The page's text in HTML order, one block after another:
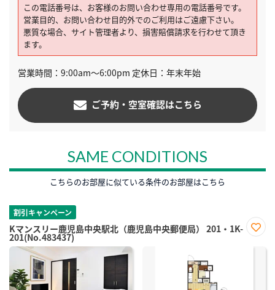
この電話番号は、お客様のお問い合わせ専用の電話番号です。
営業目的、お問い合わせ目的外でのご利用はご遠慮下さい。
悪質な場合、サイト管理者より、損害賠償請求を行わせて頂き
ます。
営業時間：9:00am～6:00pm 定休日：年末年始
ご予約・空室確認はこちら
SAME CONDITIONS
こちらのお部屋に似ている条件のお部屋はこちら
割引キャンペーン
Kマンスリー鹿児島中央駅北（鹿児島中央郵便局） 201・1K-
201(No.483437)
に入